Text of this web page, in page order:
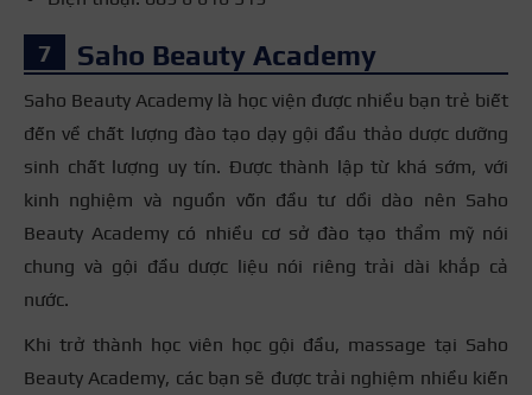
Saho Beauty Academy
Saho Beauty Academy là học viện được nhiều bạn trẻ biết
đến về chất lượng đào tạo dạy gội đầu thảo dược dưỡng
sinh chất lượng uy tín. Được thành lập từ khá sớm, với
kinh nghiệm và nguồn vốn đầu tư dồi dào nên Saho
Beauty Academy có nhiều cơ sở đào tạo thẩm mỹ nói
chung và gội đầu dược liệu nói riêng trải dài khắp cả
nước.
Khi trở thành học viên học gội đầu, massage tại Saho
Beauty Academy, các bạn sẽ được trải nghiệm nhiều kiến